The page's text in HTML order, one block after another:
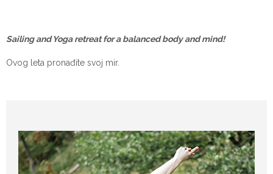
Sailing and Yoga retreat for a balanced body and mind!
​Ovog leta pronađite svoj mir.